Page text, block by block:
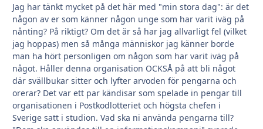
Jag har tänkt mycket på det här med "min stora dag": är det
någon av er som känner någon unge som har varit iväg på
nånting? På riktigt? Om det är så har jag allvarligt fel (vilket
jag hoppas) men så många människor jag känner borde
man ha hört personligen om någon som har varit iväg på
något. Håller denna organisation OCKSÅ på att bli något
där svällbukar sitter och lyfter arvoden för pengarna och
orerar? Det var ett par kändisar som spelade in pengar till
organisationen i Postkodlotteriet och högsta chefen i
Sverige satt i studion. Vad ska ni använda pengarna till?